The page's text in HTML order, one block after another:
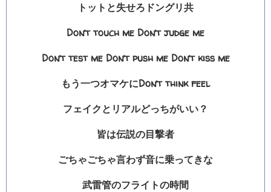
トットと失せろドングリ共
Don’t touch me Don’t judge me
Don’t test me Don’t push me Don’t kiss me
もう一つオマケにDon’t think feel
フェイクとリアルどっちがいい？
皆は伝説の目撃者
ごちゃごちゃ言わず音に乗ってきな
武雷管のフライトの時間